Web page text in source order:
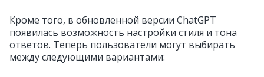
Кроме того, в обновленной версии ChatGPT
появилась возможность настройки стиля и тона
ответов. Теперь пользователи могут выбирать
между следующими вариантами: